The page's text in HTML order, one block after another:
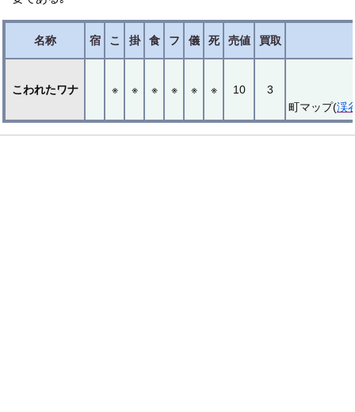
名称 宿 こ 掛 食 フ 儀 死 売値 買取
こわれたワナ ※ ※ ※ ※ ※ ※ 10
3
町マップ(渓